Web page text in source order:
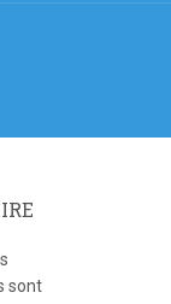
sont